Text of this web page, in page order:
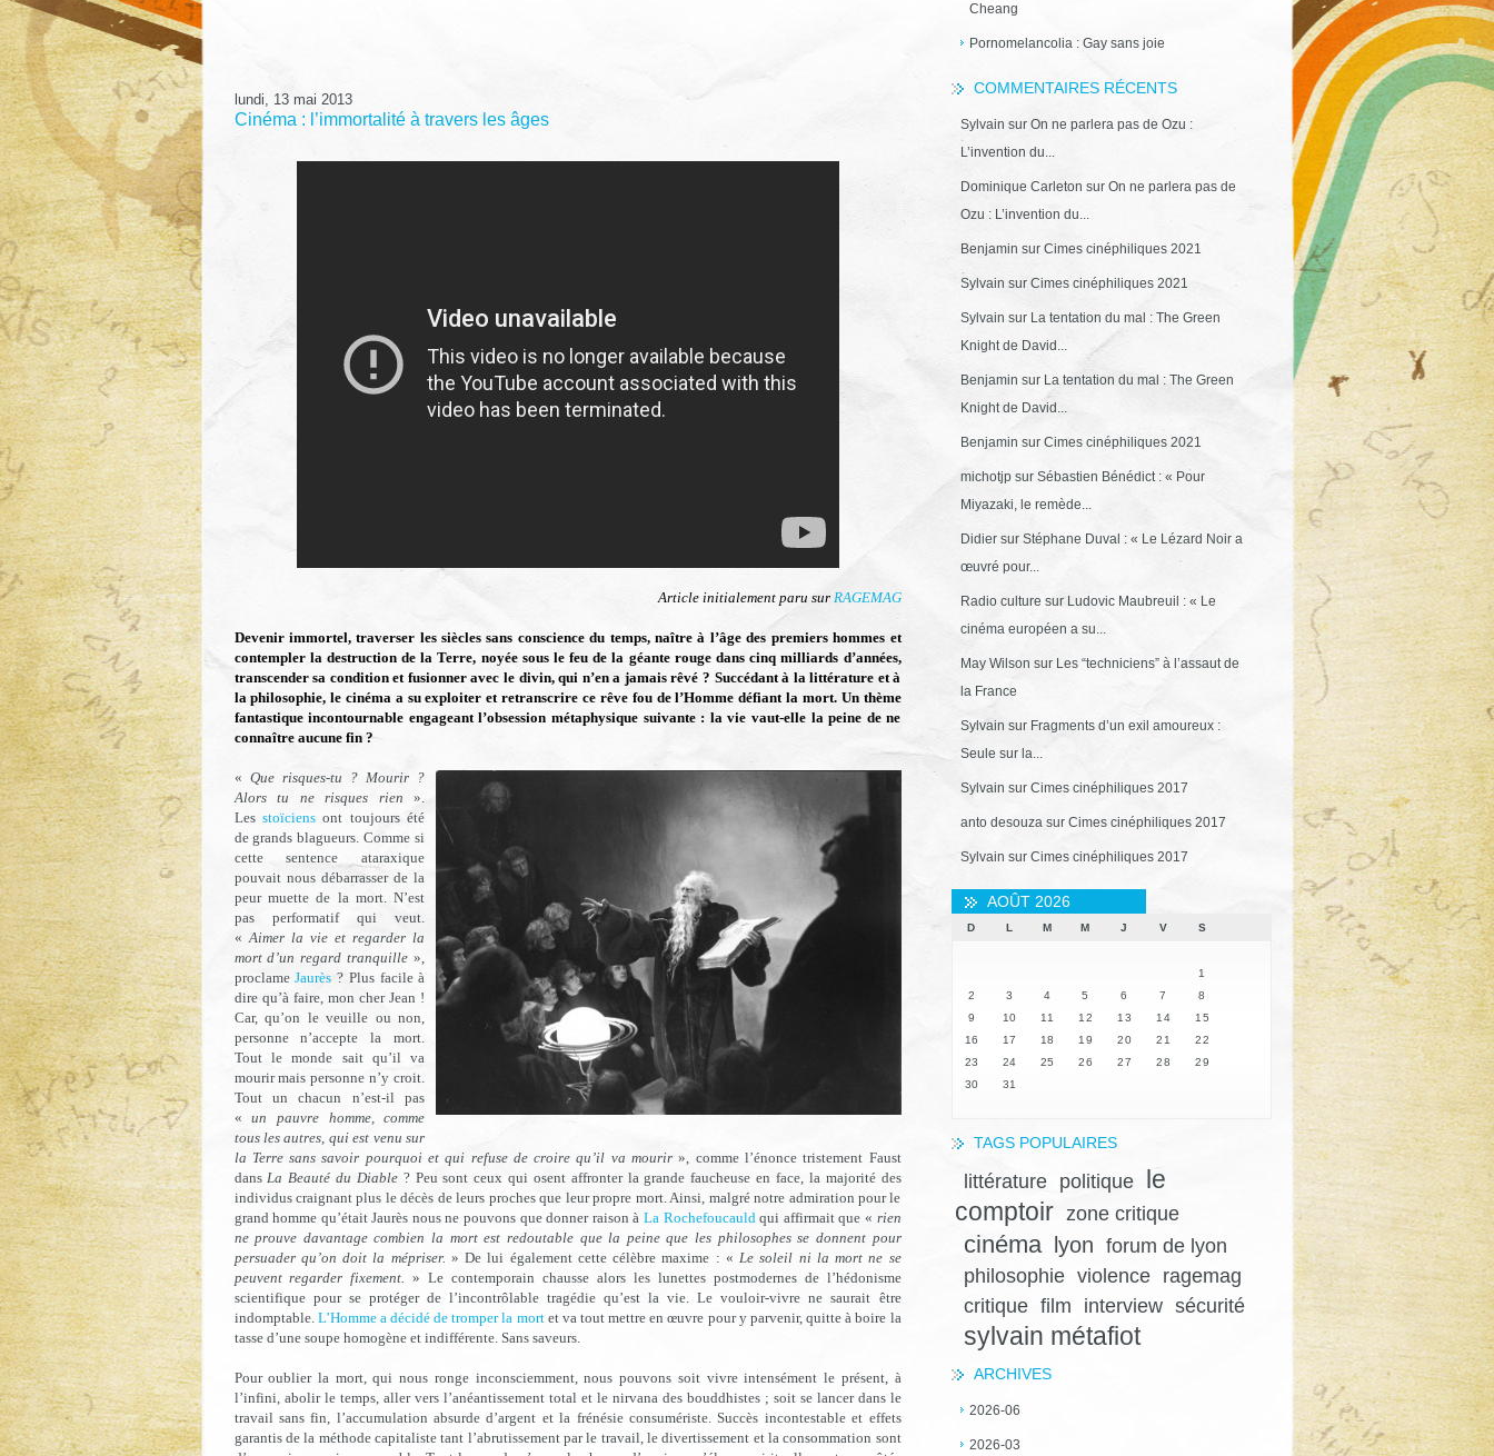
Cheang
Pornomelancolia : Gay sans joie
COMMENTAIRES RÉCENTS
Sylvain sur On ne parlera pas de Ozu :
L’invention du...
Dominique Carleton sur On ne parlera pas de
Ozu : L’invention du...
Benjamin sur Cimes cinéphiliques 2021
Sylvain sur Cimes cinéphiliques 2021
Sylvain sur La tentation du mal : The Green
Knight de David...
Benjamin sur La tentation du mal : The Green
Knight de David...
Benjamin sur Cimes cinéphiliques 2021
michotjpsur Sébastien Bénédict : « Pour
Miyazaki, le remède...
Didiersur Stéphane Duval : « Le Lézard Noir a
œuvré pour...
Radio culture sur Ludovic Maubreuil : « Le
cinéma européen a su...
May Wilson sur Les “techniciens” à l’assaut de
la France
Sylvain sur Fragments d’un exil amoureux :
Seule sur la...
Sylvain sur Cimes cinéphiliques 2017
anto desouzasur Cimes cinéphiliques 2017
Sylvain sur Cimes cinéphiliques 2017
AOÛT 2026
D L M M J V S
1
2
3 4 5 6 7
8
9
10 11 12 13 14
15
16
17 18 19 20 21
22
23
24 25 26 27 28
29
30
31
TAGS POPULAIRES
littérature politique
le
comptoir zone critique
cinéma lyon forum de lyon
philosophie violence
ragemag
critique film interview sécurité
sylvain métafiot
ARCHIVES
2026-06
2026-03
lundi, 13 mai 2013
Cinéma : l’immortalité à travers les âges
Article initialement paru sur RAGEMAG
Devenir immortel, traverser les siècles sans conscience du temps, naître à l’âge des premiers hommes et
contempler la destruction de la Terre, noyée sous le feu de la géante rouge dans cinq milliards d’années,
transcender sa condition et fusionner avec le divin, qui n’en a jamais rêvé ? Succédant à la littérature et à
la philosophie, le cinéma a su exploiter et retranscrire ce rêve fou de l’Homme défiant la mort. Un thème
fantastique incontournable engageant l’obsession métaphysique suivante : la vie vaut-elle la peine de ne
connaître aucune fin ?
« Que risques-tu ? Mourir ?
Alors tu ne risques rien ».
Les stoïciensont toujours été
de grands blagueurs. Comme si
cette sentence ataraxique
pouvait nous débarrasser de la
peur muette de la mort. N’est
pas performatif qui veut.
« Aimer la vie et regarder la
mort d’un regard tranquille »,
proclameJaurès ? Plus facile à
dire qu’à faire, mon cher Jean !
Car, qu’on le veuille ou non,
personne n’accepte la mort.
Tout le monde sait qu’il va
mourir mais personne n’y croit.
Tout un chacun n’est-il pas
«un pauvre homme, comme
tous les autres, qui est venu sur
la Terre sans savoir pourquoi et qui refuse de croire qu’il va mourir », comme l’énonce tristement Faust
dans La Beauté du Diable? Peu sont ceux qui osent affronter la grande faucheuse en face, la majorité des
individus craignant plus le décès de leurs proches que leur propre mort. Ainsi, malgré notre admiration pour le
grand homme qu’était Jaurès nous ne pouvons que donner raison à La Rochefoucauld qui affirmait que « rien
ne prouve davantage combien la mort est redoutable que la peine que les philosophes se donnent pour
persuader qu’on doit la mépriser. » De lui également cette célèbre maxime : « Le soleil ni la mort ne se
peuvent regarder fixement.
» Le contemporain chausse alors les lunettes postmodernes de l’hédonisme
scientifique pour se protéger de l’incontrôlable tragédie qu’est la vie. Le vouloir-vivre ne saurait être
indomptable. L’Homme a décidé de tromper la mortet va tout mettre en œuvre pour y parvenir, quitte à boire la
tasse d’une soupe homogène et indifférente. Sans saveurs.
Pour oublier la mort, qui nous ronge inconsciemment, nous pouvons soit vivre intensément le présent, à
l’infini, abolir le temps, aller vers l’anéantissement total et le nirvana des bouddhistes ; soit se lancer dans le
travail sans fin, l’accumulation absurde d’argent et la frénésie consumériste. Succès incontestable et effets
garantis de la méthode capitaliste tant l’abrutissement par le travail, le divertissement et la consommation sont